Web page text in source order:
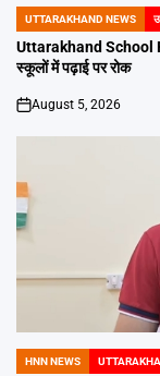
POSTED
IN
UTTARAKHAND NEWS
Uttarakhand School
स्कूलों में पढ़ाई पर रोक
on
August 5, 2026
POSTED
HNN NEWS